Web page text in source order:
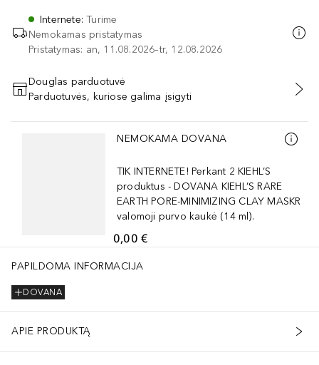
Internete:Turime
Nemokamas pristatymas
Pristatymas: an, 11.08.2026–tr, 12.08.2026
PRIDĖTI Į KREPŠELĮ
Douglas parduotuvė
Parduotuvės, kuriose galima įsigyti
Praleisti slankiklį
NEMOKAMA DOVANA
TIK INTERNETE! Perkant 2 KIEHL’S
produktus - DOVANA KIEHL’S RARE
EARTH PORE-MINIMIZING CLAY MASKR
valomoji purvo kaukė (14 ml).
0,00 €
PAPILDOMA INFORMACIJA
DOVANA
APIE PRODUKTĄ